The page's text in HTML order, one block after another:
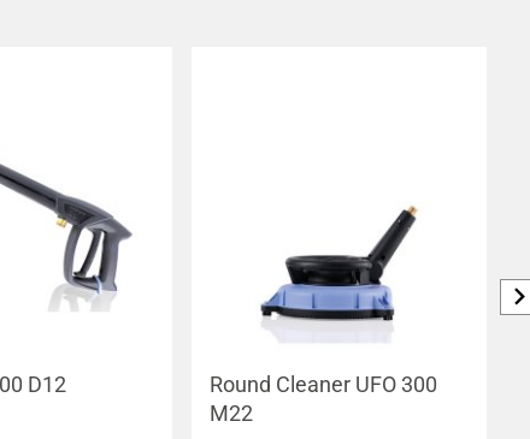
D12
Round Cleaner UFO 300
M22